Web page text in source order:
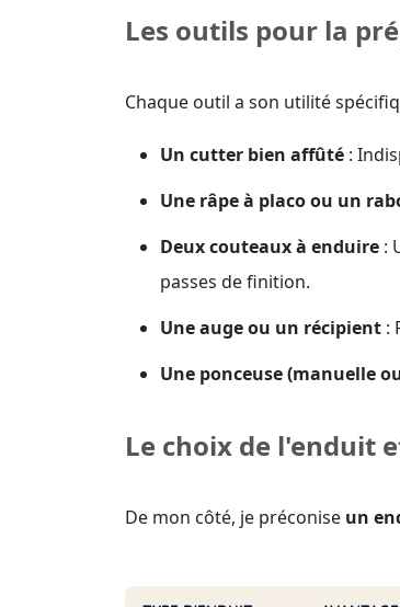
Les outils pour la
Chaque outil a son utilité
Un cutter bien affûté :
Une râpe à placo ou un
Deux couteaux à enduire :
passes de finition.
Une auge ou un récipient :
Une ponceuse (manuelle
Le choix de l'enduit
De mon côté, je préconise un